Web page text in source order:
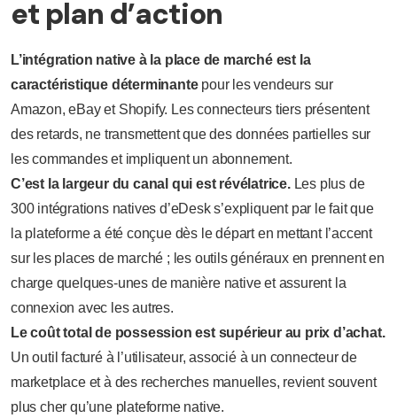
et plan d’action
L’intégration native à la place de marché est la
caractéristique déterminantepour les vendeurs sur
Amazon, eBay et Shopify. Les connecteurs tiers présentent
des retards, ne transmettent que des données partielles sur
les commandes et impliquent un abonnement.
C’est la largeur du canal qui est révélatrice.Les plus de
300 intégrations natives d’eDesk s’expliquent par le fait que
la plateforme a été conçue dès le départ en mettant l’accent
sur les places de marché ; les outils généraux en prennent en
charge quelques-unes de manière native et assurent la
connexion avec les autres.
Le coût total de possession est supérieur au prix d’achat.
Un outil facturé à l’utilisateur, associé à un connecteur de
marketplace et à des recherches manuelles, revient souvent
plus cher qu’une plateforme native.